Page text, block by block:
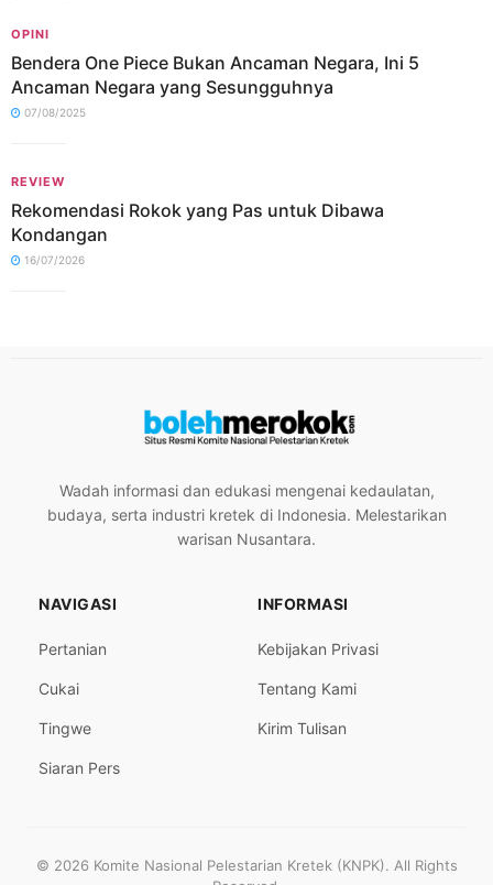
OPINI
Bendera One Piece Bukan Ancaman Negara, Ini 5
Ancaman Negara yang Sesungguhnya
07/08/2025
REVIEW
Rekomendasi Rokok yang Pas untuk Dibawa
Kondangan
16/07/2026
Wadah informasi dan edukasi mengenai kedaulatan,
budaya, serta industri kretek di Indonesia. Melestarikan
warisan Nusantara.
NAVIGASI
Pertanian
Cukai
Tingwe
Siaran Pers
INFORMASI
Kebijakan Privasi
Tentang Kami
Kirim Tulisan
© 2026 Komite Nasional Pelestarian Kretek (KNPK). All Rights